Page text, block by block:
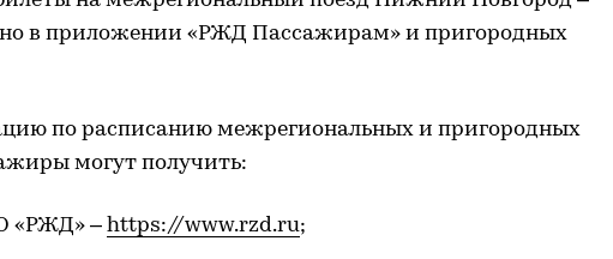
в приложении «РЖД Пассажирам» и пригородных
по расписанию межрегиональных и пригородных
могут получить:
«РЖД» – https://www.rzd.ru;